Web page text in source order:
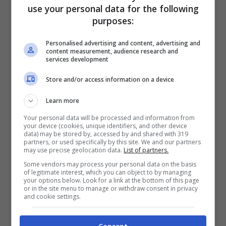
Martina Miliddi: lontani per
impegni lavorativi ma vicini
con il cuore
I due talenti di “Amici” Martina Miliddi e il
use your personal data for the following
purposes:
Personalised advertising and content, advertising and
content measurement, audience research and
services development
Store and/or access information on a device
Learn more
Your personal data will be processed and information from
your device (cookies, unique identifiers, and other device
data) may be stored by, accessed by and shared with 319
partners, or used specifically by this site. We and our partners
may use precise geolocation data. List of partners.
Some vendors may process your personal data on the basis
of legitimate interest, which you can object to by managing
your options below. Look for a link at the bottom of this page
or in the site menu to manage or withdraw consent in privacy
and cookie settings.